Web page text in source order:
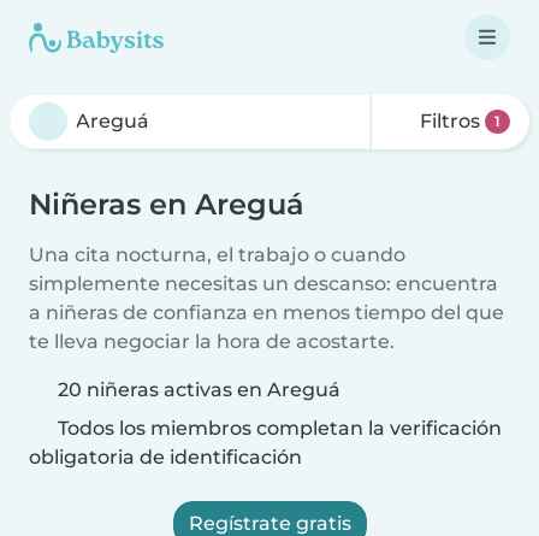
Filtros 1
Niñeras en Areguá
Una cita nocturna, el trabajo o cuando
simplemente necesitas un descanso: encuentra
a niñeras de confianza en menos tiempo del que
te lleva negociar la hora de acostarte.
20 niñeras activas en Areguá
Todos los miembros completan la verificación
obligatoria de identificación
Regístrate gratis